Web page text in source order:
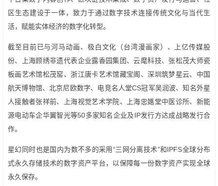
区生态建设于一体，致力于通过数字技术连接传统文化与当代生
活，赋能实体经济的数字化转型。
截至目前已与河马动画、极白文化（台湾漫画家）、上亿传媒股
份、上海顾绣非遗代表企业露香园集团、云麾科技、张松茂大师瓷
板画艺术馆松茂窑、浙江唐卡艺术馆藏宝阁、深圳筑梦星云、中国
航天博物馆、北京尼欧数字、电竞名人堂CS冠军吴润波、知名外星
人接触者张祥前、上海视觉艺术学院、上海忠嫕堂中医诊所、新能
源电动车企华翼智光等50多家知名企业及IP发行方达成战略发行合
作。
星幻同时也是国内为数不多的采用“三网分离技术”和IPFS全球分布
式永久存储技术的数字资产平台，以保障每一份数字资产实现全球
永久保存。